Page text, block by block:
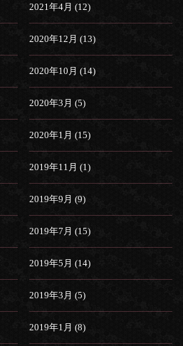
2021年4月 (12)
2020年12月 (13)
2020年10月 (14)
2020年3月 (5)
2020年1月 (15)
2019年11月 (1)
2019年9月 (9)
2019年7月 (15)
2019年5月 (14)
2019年3月 (5)
2019年1月 (8)